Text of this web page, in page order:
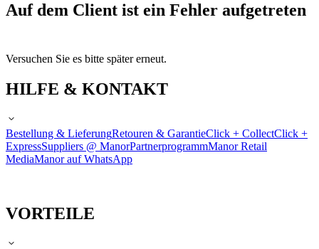
Auf dem Client ist ein Fehler aufgetreten
Versuchen Sie es bitte später erneut.
HILFE & KONTAKT
Bestellung & LieferungRetouren & GarantieClick + CollectClick +
ExpressSuppliers @ ManorPartnerprogrammManor Retail
MediaManor auf WhatsApp
VORTEILE